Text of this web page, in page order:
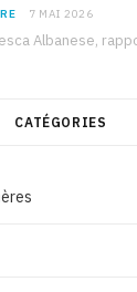
7 MAI 2026
CATÉGORIES